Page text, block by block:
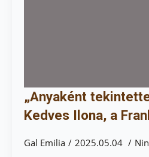
„Anyaként
Kedves Ilona, a
Gal Emilia 2025.05.04